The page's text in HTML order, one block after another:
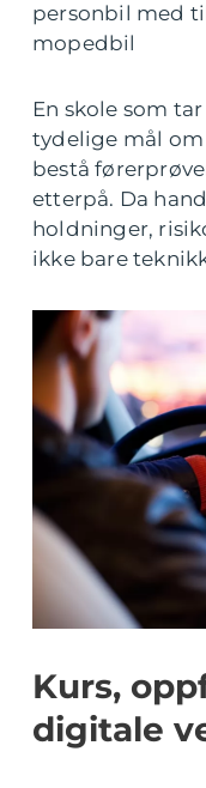
personbil med
mopedbil
En skole som
tydelige mål om
bestå
etterpå. Da
holdninger,
ikke bare
Kurs,
digitale